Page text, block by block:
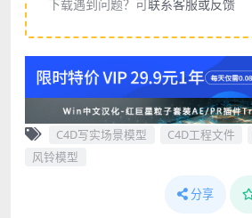
下载遇到问题？可联系客服或反馈
C4D写实场景模型 C4D工程文件
风铃模型
分享